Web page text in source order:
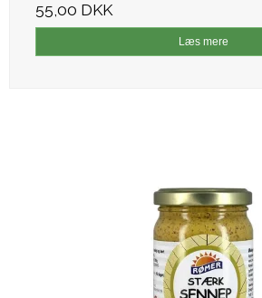
55,00 DKK
Læs mere